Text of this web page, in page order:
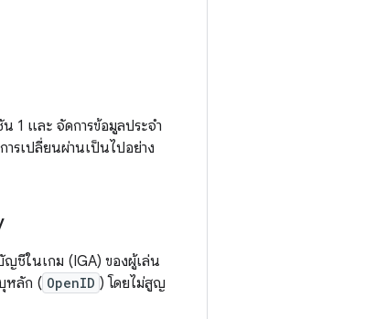
1 และ จัดการข้อมูลประจำ
รเปลี่ยนผ่านเป็นไปอย่าง
ญชีในเกม (IGA) ของผู้เล่น
หลัก ( OpenID ) โดยไม่สูญ